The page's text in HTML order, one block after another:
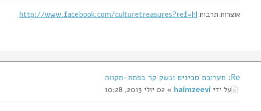
אוצרות תרבותhttp://www.facebook.com/culturetreasures?ref=hl
Re: תערוכת סכינים ונשק קר בפתח-תקווה
על ידיhaimzeevi » 02 יולי 2013, 10:28